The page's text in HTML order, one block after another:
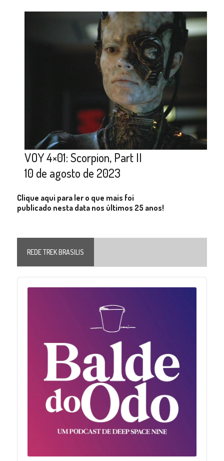
VOY 4×01: Scorpion, Part II
10 de agosto de 2023
Clique aqui para ler o que mais foi
publicado nesta data nos últimos 25 anos!
REDE TREK BRASILIS
Audio
Player